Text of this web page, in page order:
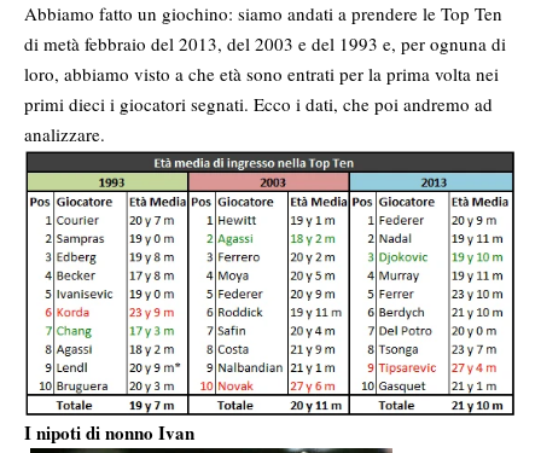
Abbiamo fatto un giochino: siamo andati a prendere le Top Ten
di metà febbraio del 2013, del 2003 e del 1993 e, per ognuna di
loro, abbiamo visto a che età sono entrati per la prima volta nei
primi dieci i giocatori segnati. Ecco i dati, che poi andremo ad
analizzare.
I nipoti di nonno Ivan